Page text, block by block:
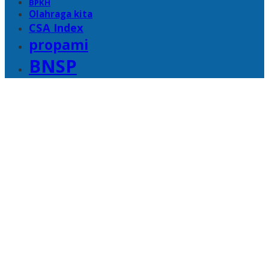
BPKH
Olahraga kita
CSA Index
propami
BNSP